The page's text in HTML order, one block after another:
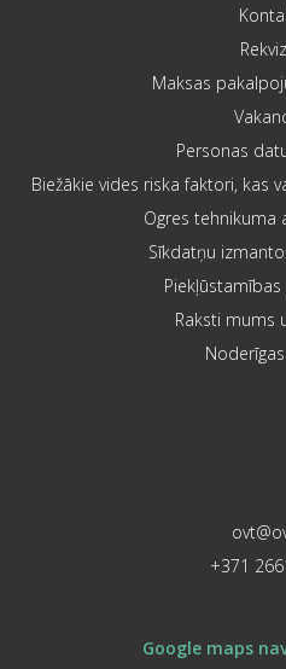
Maksas
Personas
Biežākie vides riska faktori, kas
Ogres tehnikuma
Sīkdatņu
Raksti mums
+371
Google maps